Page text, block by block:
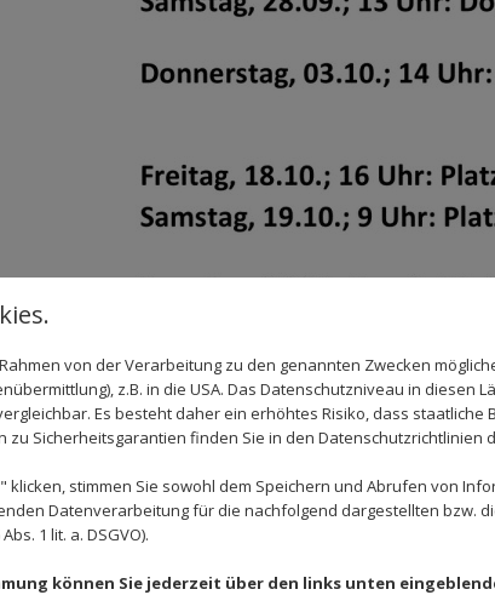
von der Verarbeitung zu den genannten Zwecken
z.B. in die USA. Das Datenschutzniveau in diesen
Es besteht daher ein erhöhtes Risiko, dass
Sicherheitsgarantien finden Sie in den Datenschutzrichtlinien
klicken, stimmen Sie sowohl dem Speichern und Abrufen von
Datenverarbeitung für die nachfolgend dargestellten bzw.
1 lit. a. DSGVO).
können Sie jederzeit über den links unten